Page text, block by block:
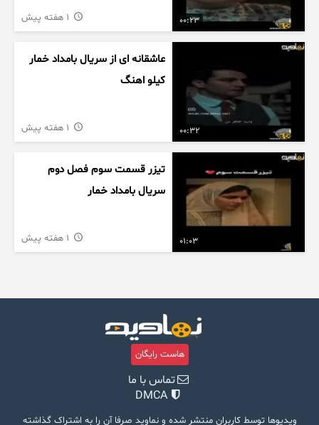
00:23
00:32
عاشقانه ای از سریال بامداد خمار
کیلو اهنگ
01:03
تیزر قسمت سوم فصل دوم
سریال بامداد خمار
هاست رایگان
تماس با ما
DMCA
ویدیوها توسط کاربران منتشر شده و نماوید صرفا آن را به اشتراک گذاشته